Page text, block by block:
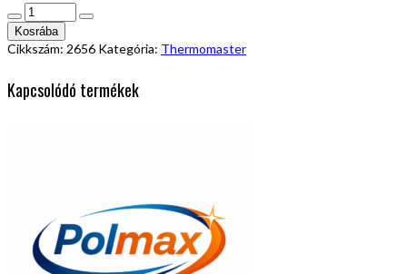
Thermomaster
Akryl
festék
16L
Kosrába
Cikkszám: 2656 Kategória: Thermomaster
Kapcsolódó termékek